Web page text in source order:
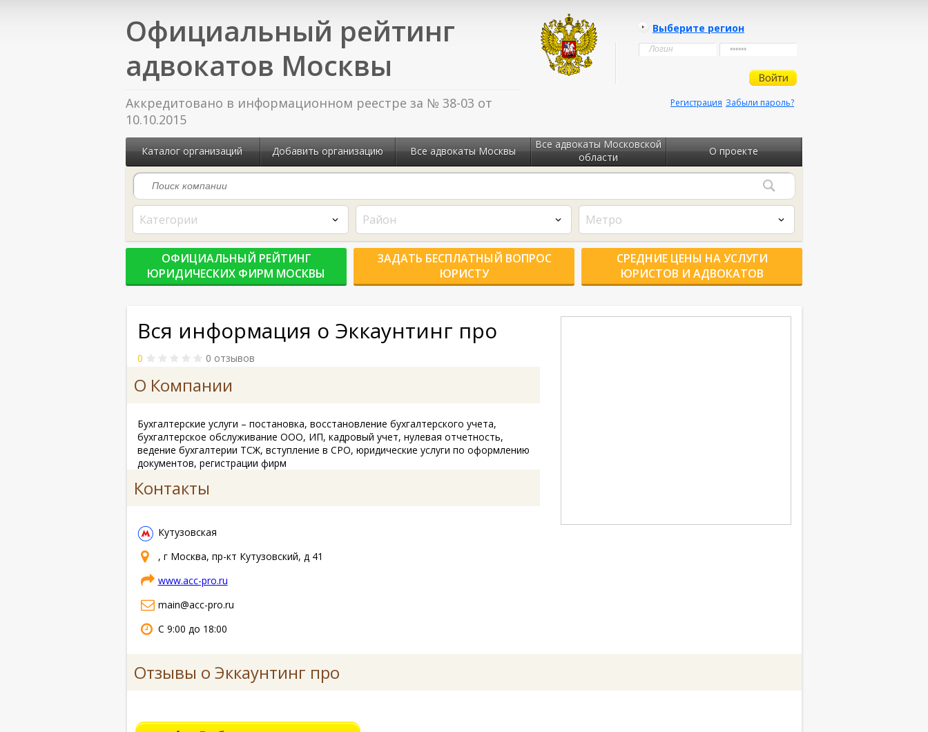
Официальный рейтинг
адвокатов Москвы
Аккредитовано в информационном реестре за № 38-03 от
10.10.2015
Выберите регион
Забыли пароль?
Регистрация
Каталог организаций Добавить организацию Все адвокаты Москвы
Все адвокаты Московской
области
О проекте
Категории Район Метро
ОФИЦИАЛЬНЫЙ РЕЙТИНГ
ЮРИДИЧЕСКИХ ФИРМ МОСКВЫ
ЗАДАТЬ БЕСПЛАТНЫЙ ВОПРОС
ЮРИСТУ
СРЕДНИЕ ЦЕНЫ НА УСЛУГИ
ЮРИСТОВ И АДВОКАТОВ
Вся информация о Эккаунтинг про
0 0 отзывов
О Компании
Бухгалтерские услуги – постановка, восстановление бухгалтерского учета,
бухгалтерское обслуживание ООО, ИП, кадровый учет, нулевая отчетность,
ведение бухгалтерии ТСЖ, вступление в СРО, юридические услуги по оформлению
документов, регистрации фирм
Контакты
Кутузовская
, г Москва, пр-кт Кутузовский, д 41
www.acc-pro.ru
main@acc-pro.ru
С 9:00 до 18:00
Отзывы о Эккаунтинг про